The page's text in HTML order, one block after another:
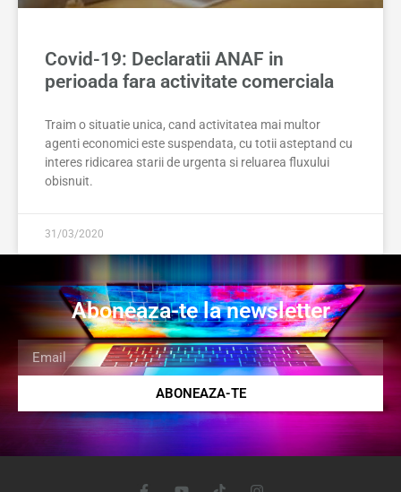
Covid-19: Declaratii ANAF in
perioada fara activitate comerciala
Traim o situatie unica, cand activitatea mai multor
agenti economici este suspendata, cu totii asteptand cu
interes ridicarea starii de urgenta si reluarea fluxului
obisnuit.
31/03/2020
Aboneaza-te la newsletter
ABONEAZA-TE